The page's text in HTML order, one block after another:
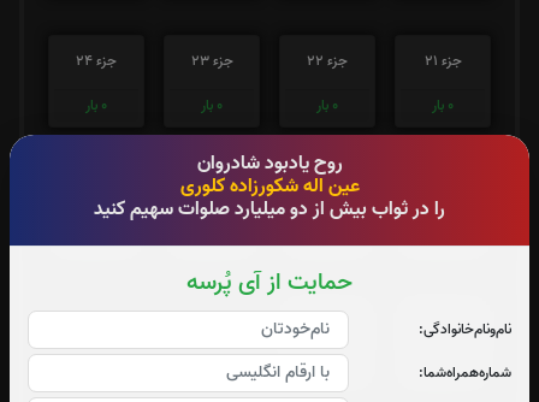
روح یادبود شادروان
عین اله شکورزاده کلوری
را در ثواب بیش از دو میلیارد صلوات سهیم کنید
حمایت از آی پُرسه
نام‌و‌نام‌خانوادگی:
شماره‌همراه‌شما:
جزء 21
0 بار
جزء 22
0 بار
جزء 23
0 بار
جزء 24
0 بار
جزء 26
جزء 27
جزء 29
0بار
جزء 30
بار